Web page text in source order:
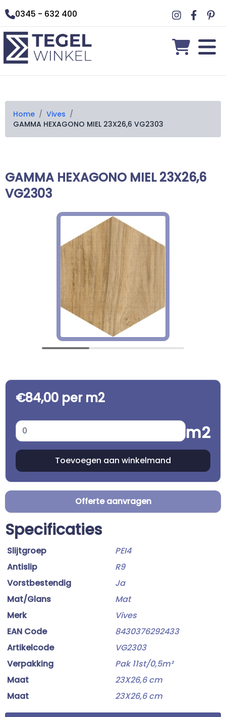
0345 - 632 400
Home / Vives /
GAMMA HEXAGONO MIEL 23X26,6 VG2303
GAMMA HEXAGONO MIEL 23X26,6
VG2303
€84,00 per m2
m2
Offerte aanvragen
Specificaties
Slijtgroep
PEI4
Antislip
R9
Vorstbestendig
Ja
Mat/Glans
Mat
Merk
Vives
EAN Code
8430376292433
Artikelcode
VG2303
Verpakking
Pak 11st/0,5m²
Maat
23X26,6 cm
Maat
23X26,6 cm